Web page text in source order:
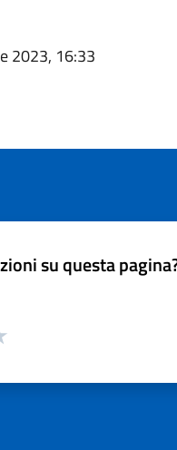
2023, 16:33
su questa